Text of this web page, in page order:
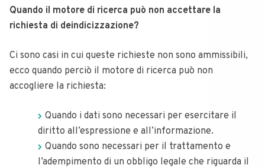
Quando il motore di ricerca può non accettare la
richiesta di deindicizzazione?
Ci sono casi in cui queste richieste non sono ammissibili,
ecco quando perciò il motore di ricerca può non
accogliere la richiesta:
Quando i dati sono necessari per esercitare il
diritto all’espressione e all’informazione.
Quando sono necessari per il trattamento e
l’adempimento di un obbligo legale che riguarda il